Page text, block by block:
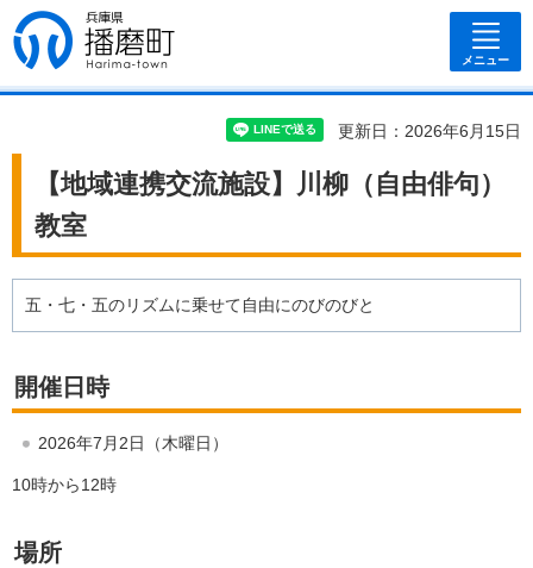
兵庫県 播磨
町
メニュー
更新日：2026年6月15日
【地域連携交流施設】川柳（自由俳句）
教室
五・七・五のリズムに乗せて自由にのびのびと
開催日時
2026年7月2日（木曜日）
10時から12時
場所